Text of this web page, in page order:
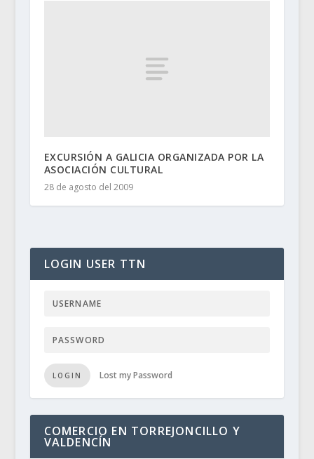
EXCURSIÓN A GALICIA ORGANIZADA POR LA
ASOCIACIÓN CULTURAL
28 de agosto del 2009
LOGIN USER TTN
LOGIN Lost my Password
COMERCIO EN TORREJONCILLO Y
VALDENCÍN